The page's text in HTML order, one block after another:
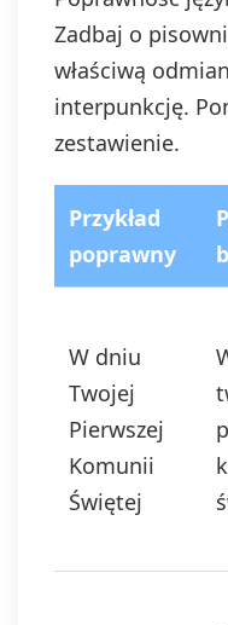
Zadbaj o
właściwą
interpunkcję.
zestawienie.
Przykład
poprawny
W dniu
Twojej
Pierwszej
Komunii
Świętej